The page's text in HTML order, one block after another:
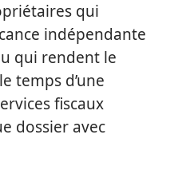
qui
indépendante
qui rendent le
temps d’une
fiscaux
dossier avec